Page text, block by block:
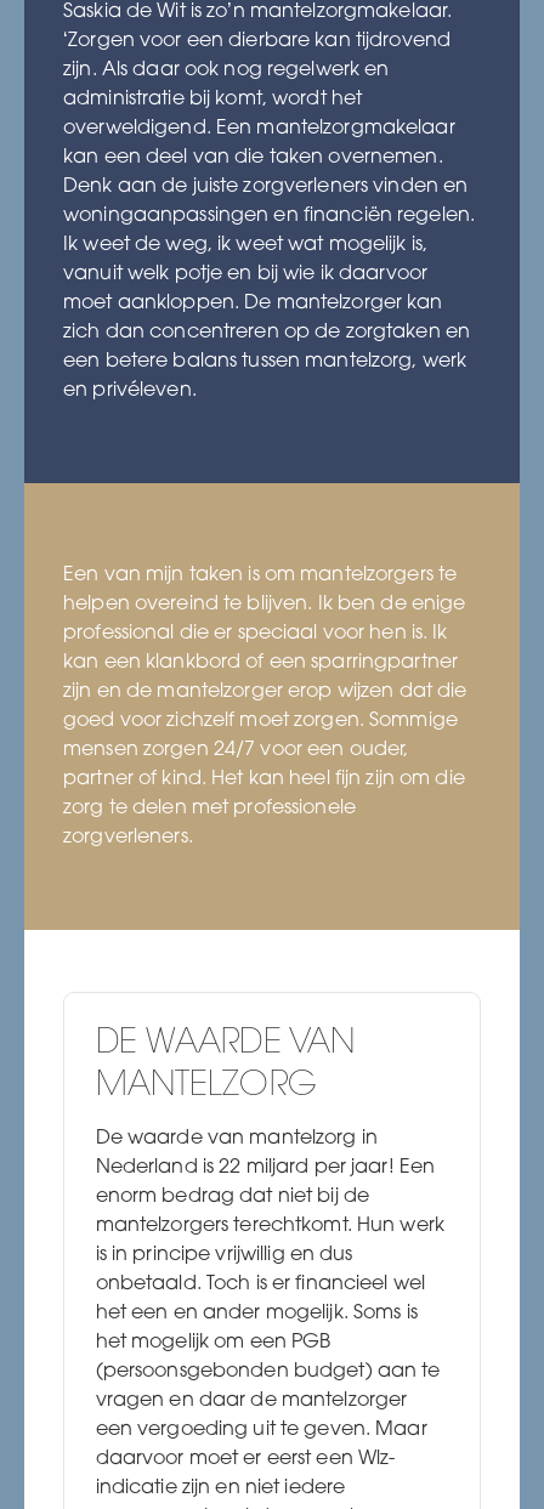
Saskia de Wit is zo’n mantelzorgmakelaar.
‘Zorgen voor een dierbare kan tijdrovend
zijn. Als daar ook nog regelwerk en
administratie bij komt, wordt het
overweldigend. Een mantelzorgmakelaar
kan een deel van die taken overnemen.
Denk aan de juiste zorgverleners vinden en
woningaanpassingen en financiën regelen.
Ik weet de weg, ik weet wat mogelijk is,
vanuit welk potje en bij wie ik daarvoor
moet aankloppen. De mantelzorger kan
zich dan concentreren op de zorgtaken en
een betere balans tussen mantelzorg, werk
en privéleven.
Een van mijn taken is om mantelzorgers te
helpen overeind te blijven. Ik ben de enige
professional die er speciaal voor hen is. Ik
kan een klankbord of een sparringpartner
zijn en de mantelzorger erop wijzen dat die
goed voor zichzelf moet zorgen. Sommige
mensen zorgen 24/7 voor een ouder,
partner of kind. Het kan heel fijn zijn om die
zorg te delen met professionele
zorgverleners.
DE WAARDE VAN
MANTELZORG
De waarde van mantelzorg in
Nederland is 22 miljard per jaar! Een
enorm bedrag dat niet bij de
mantelzorgers terechtkomt. Hun werk
is in principe vrijwillig en dus
onbetaald. Toch is er financieel wel
het een en ander mogelijk. Soms is
het mogelijk om een PGB
(persoonsgebonden budget) aan te
vragen en daar de mantelzorger
een vergoeding uit te geven. Maar
daarvoor moet er eerst een Wlz-
indicatie zijn en niet iedere